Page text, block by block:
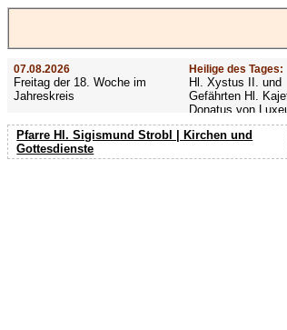
07.08.2026
Freitag der 18. Woche im
Jahreskreis
Heilige des Tages:
Hl. Xystus II. und
Gefährten Hl.
Donatus von
Afra
Pfarre Hl. Sigismund Strobl | Kirchen und
Gottesdienste